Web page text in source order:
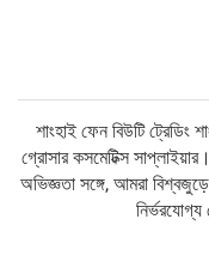
শাংহাই ফেন বিউটি ট্রেডিং
গ্রোসার কসমেটিক্স
অভিজ্ঞতা সঙ্গে, আমরা
নির্ভরযোগ্য